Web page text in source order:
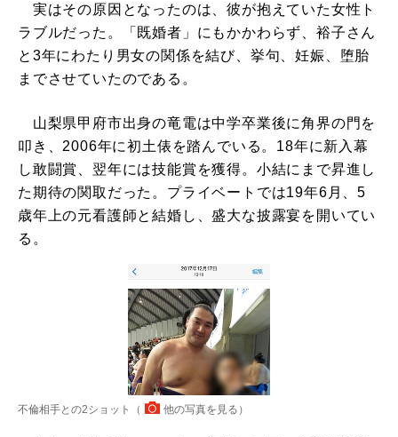
実はその原因となったのは、彼が抱えていた女性ト
ラブルだった。「既婚者」にもかかわらず、裕子さん
と3年にわたり男女の関係を結び、挙句、妊娠、堕胎
までさせていたのである。
山梨県甲府市出身の竜電は中学卒業後に角界の門を
叩き、2006年に初土俵を踏んでいる。18年に新入幕
し敢闘賞、翌年には技能賞を獲得。小結にまで昇進し
た期待の関取だった。プライベートでは19年6月、5
歳年上の元看護師と結婚し、盛大な披露宴を開いてい
る。
不倫相手との2ショット（ 他の写真を見る ）